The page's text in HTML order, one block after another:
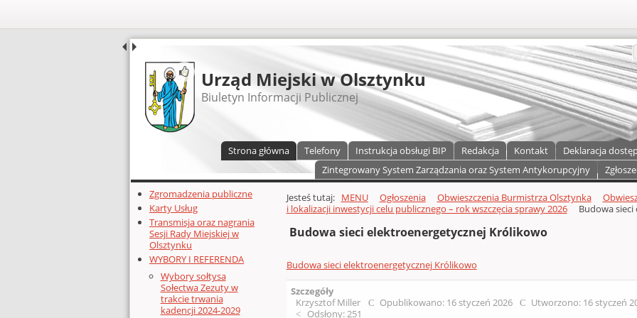
UDOSTĘPNIJ
Urząd Miejski w Olsztynku
Biuletyn Informacji Publicznej
Strona główna Telefony Instrukcja obsługi BIP Redakcja Kontakt Deklaracja
Zintegrowany System Zarządzania oraz System Antykorupcyjny
Dodatkowe zasoby (lewa kolumna)
Zgromadzenia publiczne
Karty Usług
Transmisja oraz nagrania
Sesji Rady Miejskiej w
Olsztynku
WYBORY I REFERENDA
Wybory sołtysa
Sołectwa Zezuty w
trakcie trwania
kadencji 2024-2029
Głównej zawartości
Jesteś tutaj: MENU Ogłoszenia Obwieszczenia Burmistrza Olsztynka
i lokalizacji inwestycji celu publicznego – rok wszczęcia sprawy 2026
Budowa
Budowa sieci elektroenergetycznej Królikowo
Budowa sieci elektroenergetycznej Królikowo
Szczegóły
Krzysztof Miller
Opublikowano: 16 styczeń 2026 Utworzono: 16 styczeń
Odsłony: 251